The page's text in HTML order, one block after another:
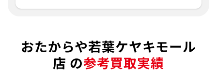
おたからや若葉ケヤキモール
店 の参考買取実績